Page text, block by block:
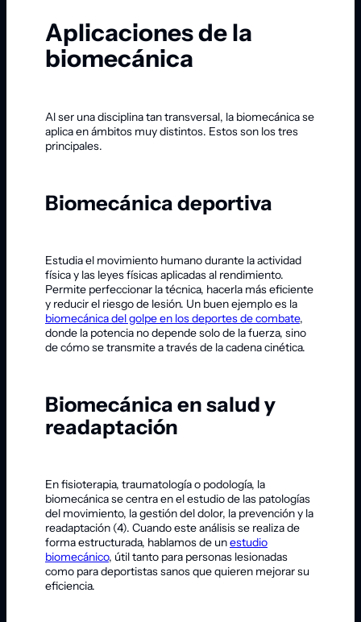
Aplicaciones de la
biomecánica
Al ser una disciplina tan transversal, la biomecánica se
aplica en ámbitos muy distintos. Estos son los tres
principales.
Biomecánica deportiva
Estudia el movimiento humano durante la actividad
física y las leyes físicas aplicadas al rendimiento.
Permite perfeccionar la técnica, hacerla más eficiente
y reducir el riesgo de lesión. Un buen ejemplo es la
biomecánica del golpe en los deportes de combate,
donde la potencia no depende solo de la fuerza, sino
de cómo se transmite a través de la cadena cinética.
Biomecánica en salud y
readaptación
En fisioterapia, traumatología o podología, la
biomecánica se centra en el estudio de las patologías
del movimiento, la gestión del dolor, la prevención y la
readaptación (4). Cuando este análisis se realiza de
forma estructurada, hablamos de unestudio
biomecánico, útil tanto para personas lesionadas
como para deportistas sanos que quieren mejorar su
eficiencia.